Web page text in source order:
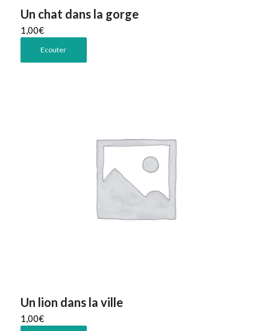
Un chat dans la gorge
1,00€
Ecouter
Un lion dans la ville
1,00€